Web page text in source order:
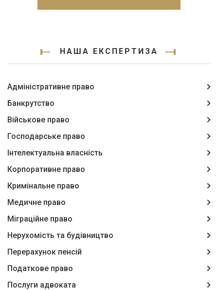
НАША ЕКСПЕРТИЗА
Адміністративне право
Банкрутство
Військове право
Господарське право
Інтелектуальна власність
Корпоративне право
Кримінальне право
Медичне право
Міграційне право
Нерухомість та будівництво
Перерахунок пенсій
Податкове право
Послуги адвоката